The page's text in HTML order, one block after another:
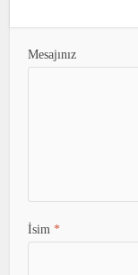
Mesajınız
İsim*